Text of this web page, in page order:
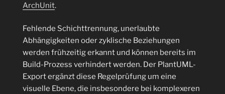
ArchUnit.
Fehlende Schichttrennung, unerlaubte
Abhängigkeiten oder zyklische Beziehungen
werden frühzeitig erkannt und können bereits im
Build-Prozess verhindert werden. Der PlantUML-
Export ergänzt diese Regelprüfung um eine
visuelle Ebene, die insbesondere bei komplexeren